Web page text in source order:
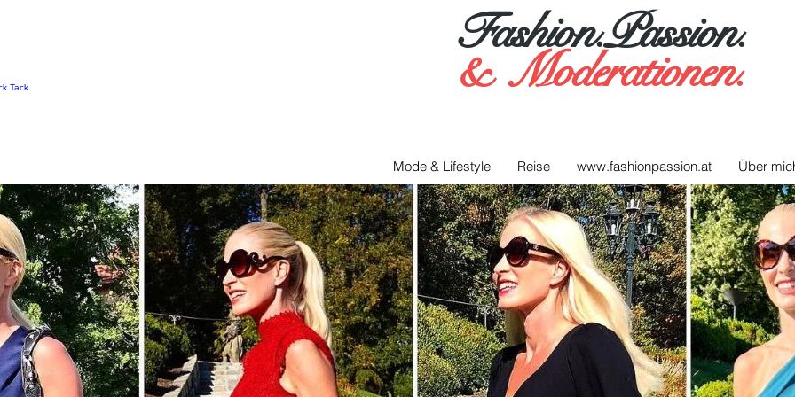
Fashion.Passion.
& Moderationen.
Mode & Lifestyle Reise www.fashionpassion.at Über